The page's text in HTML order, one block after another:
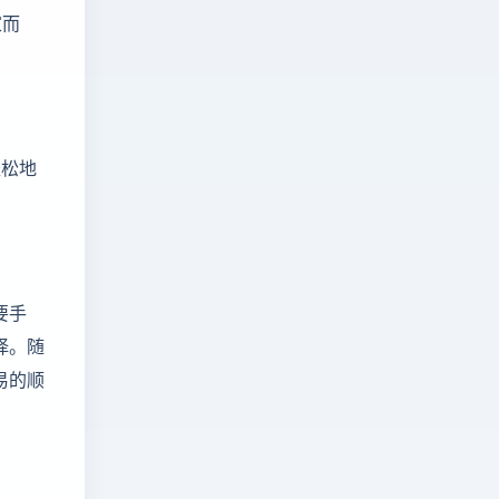
地
手
。随
的顺